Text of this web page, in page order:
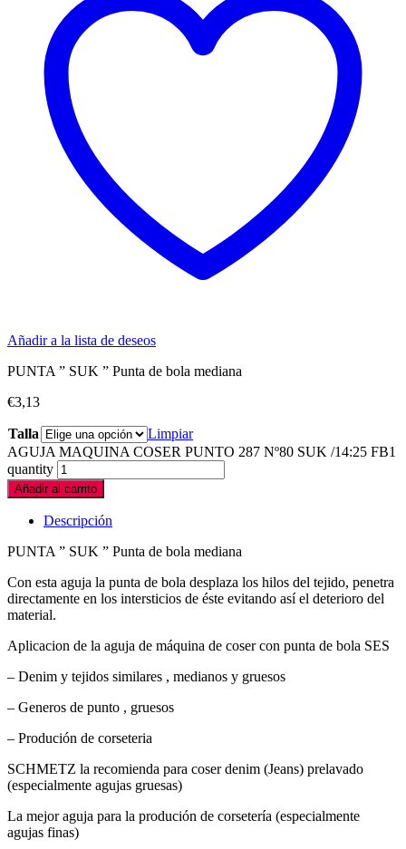
Añadir a la lista de deseos
PUNTA ” SUK ” Punta de bola mediana
€3,13
Talla
Limpiar
AGUJA MAQUINA COSER PUNTO 287 Nº80 SUK /14:25 FB1
quantity
Añadir al carrito
Descripción
PUNTA ” SUK ” Punta de bola mediana
Con esta aguja la punta de bola desplaza los hilos del tejido, penetra
directamente en los intersticios de éste evitando así el deterioro del
material.
Aplicacion de la aguja de máquina de coser con punta de bola SES
– Denim y tejidos similares , medianos y gruesos
– Generos de punto , gruesos
– Produción de corseteria
SCHMETZ la recomienda para coser denim (Jeans) prelavado
(especialmente agujas gruesas)
La mejor aguja para la produción de corsetería (especialmente
agujas finas)